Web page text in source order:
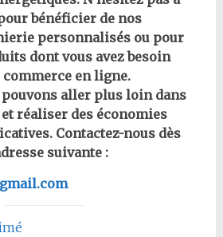
bénéficier de nos
personnalisés ou pour
dont vous avez besoin
en ligne.
pouvons aller plus loin dans
réaliser des économies
Contactez-nous dès
suivante :